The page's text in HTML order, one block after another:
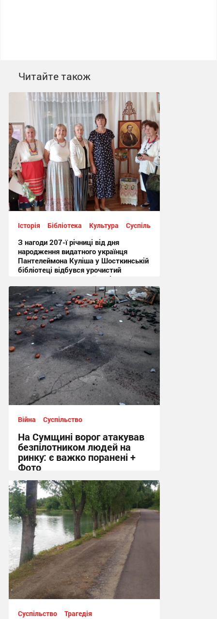
Читайте також
Історія Бібліотека Культура Суспільство
З нагоди 207-ї річниці від дня
народження видатного українця
Пантелеймона Куліша у Шосткинській
бібліотеці відбувся урочистий
культурно-мистецький захід + Фото
12:44 вчора
Війна Суспільство
На Сумщині ворог атакував
безпілотником людей на
ринку: є важко поранені +
Фото
10:41 вчора
Суспільство Трагедія